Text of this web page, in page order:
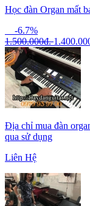
Học đàn Organ mất
-6.7%
1.500.000đ.
Địa chỉ mua đàn
qua sử dụng
Liên Hệ